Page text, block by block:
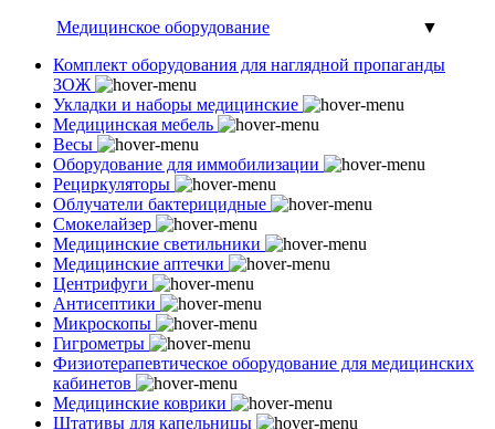
Медицинское оборудование
▼
Комплект оборудования для наглядной пропаганды
ЗОЖ
Укладки и наборы медицинские
Медицинская мебель
Весы
Оборудование для иммобилизации
Рециркуляторы
Облучатели бактерицидные
Смокелайзер
Медицинские светильники
Медицинские аптечки
Центрифуги
Антисептики
Микроскопы
Гигрометры
Физиотерапевтическое оборудование для медицинских
кабинетов
Медицинские коврики
Штативы для капельницы